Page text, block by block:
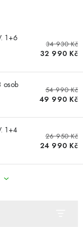
1+6
34 930 Kč
32 990 Kč
osob
54 990 Kč
49 990 Kč
1+4
26 950 Kč
24 990 Kč